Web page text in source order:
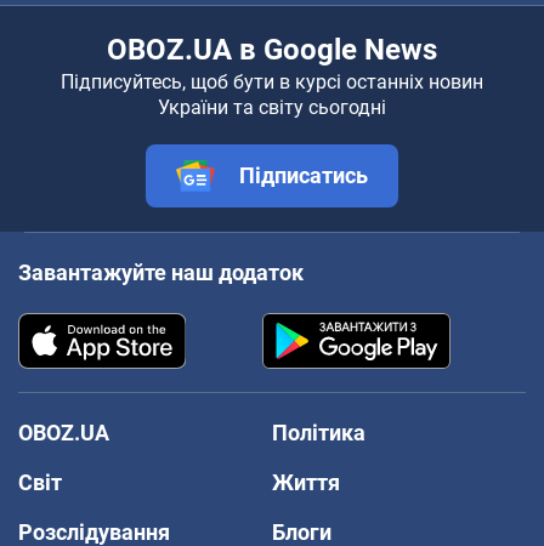
OBOZ.UA в Google News
Підписуйтесь, щоб бути в курсі останніх новин
України та світу сьогодні
Підписатись
Завантажуйте наш додаток
OBOZ.UA
Політика
Світ
Життя
Розслідування
Блоги